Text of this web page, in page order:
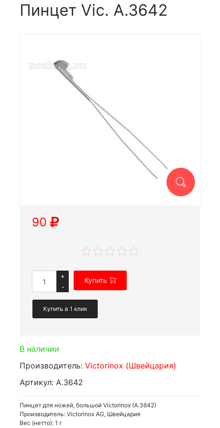
Пинцет Vic. А.3642
90
+
-
Купить
Купить в 1 клик
В наличии
Производитель: Victorinox (Швейцария)
Артикул: А.3642
Пинцет для ножей, большой Victorinox (A.3642)
Производитель: Victorinox AG, Швейцария
Вес (нетто): 1 г